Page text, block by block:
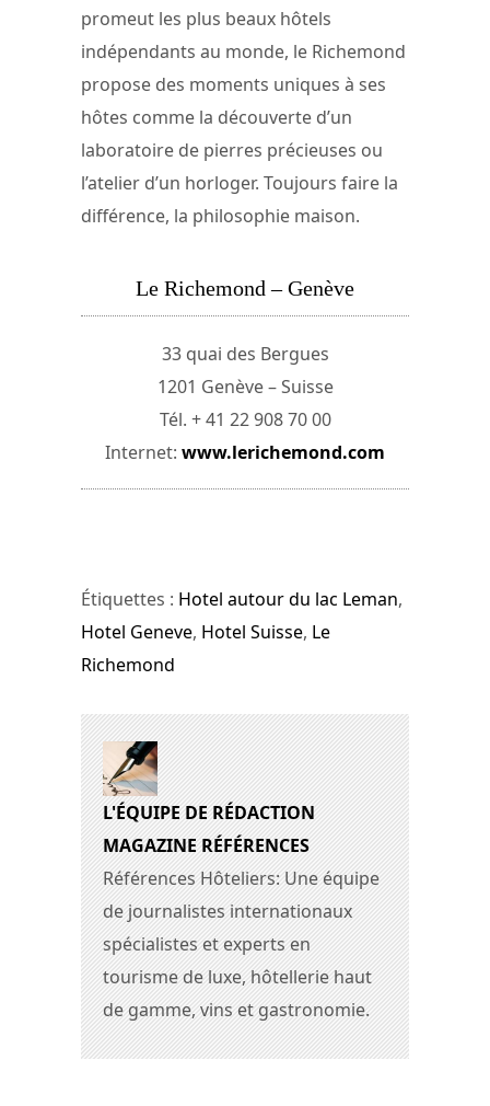
promeut les plus beaux hôtels
indépendants au monde, le Richemond
propose des moments uniques à ses
hôtes comme la découverte d’un
laboratoire de pierres précieuses ou
l’atelier d’un horloger. Toujours faire la
différence, la philosophie maison.
Le Richemond – Genève
33 quai des Bergues
1201 Genève – Suisse
Tél. + 41 22 908 70 00
Internet: www.lerichemond.com
Étiquettes : Hotel autour du lac Leman,
Hotel Geneve, Hotel Suisse, Le
Richemond
L'ÉQUIPE DE RÉDACTION
MAGAZINE RÉFÉRENCES
Références Hôteliers: Une équipe
de journalistes internationaux
spécialistes et experts en
tourisme de luxe, hôtellerie haut
de gamme, vins et gastronomie.